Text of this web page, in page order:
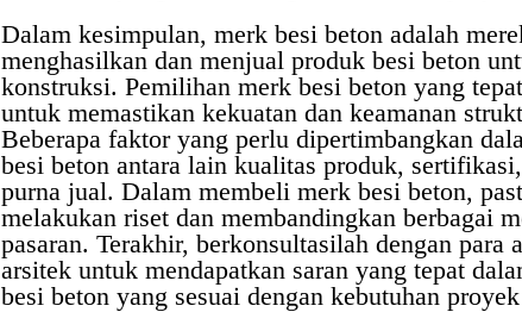
Dalam kesimpulan, merk besi beton adalah
menghasilkan dan menjual produk besi beton
konstruksi. Pemilihan merk besi beton yang
untuk memastikan kekuatan dan keamanan
Beberapa faktor yang perlu dipertimbangkan
besi beton antara lain kualitas produk,
purna jual. Dalam membeli merk besi beton,
melakukan riset dan membandingkan berbagai
pasaran. Terakhir, berkonsultasilah dengan para
arsitek untuk mendapatkan saran yang tepat
besi beton yang sesuai dengan kebutuhan